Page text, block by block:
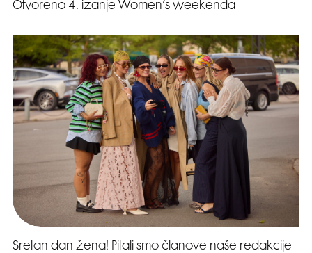
Otvoreno 4. izanje Women’s weekenda
Sretan dan žena! Pitali smo članove naše redakcije